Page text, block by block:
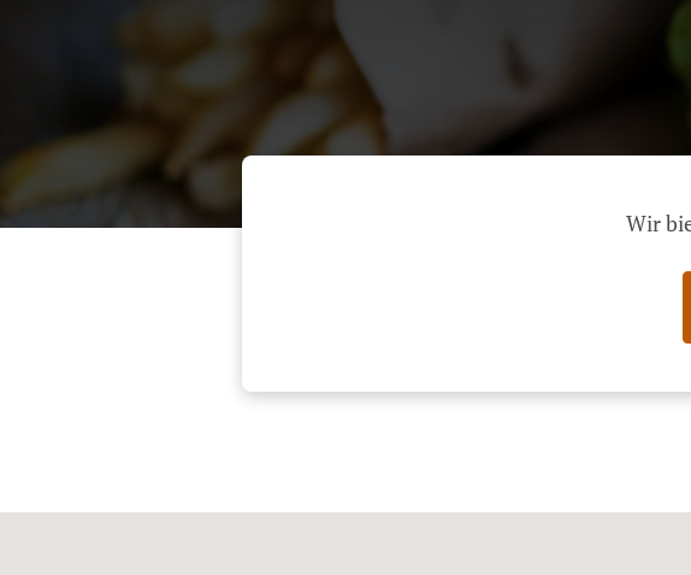
Wir